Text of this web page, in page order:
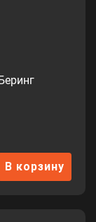
В корзину